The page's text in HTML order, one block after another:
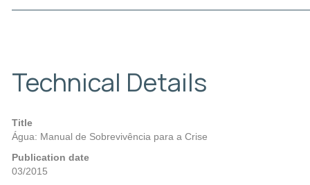
Technical Details
Title
Água: Manual de Sobrevivência para a Crise
Publication date
03/2015